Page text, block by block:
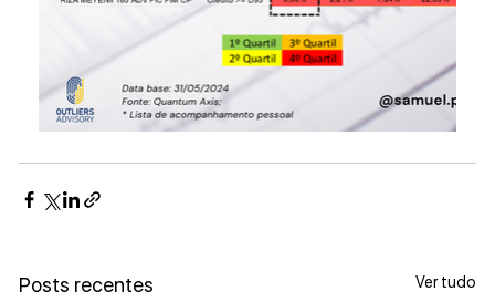
Posts recentes Ver tudo